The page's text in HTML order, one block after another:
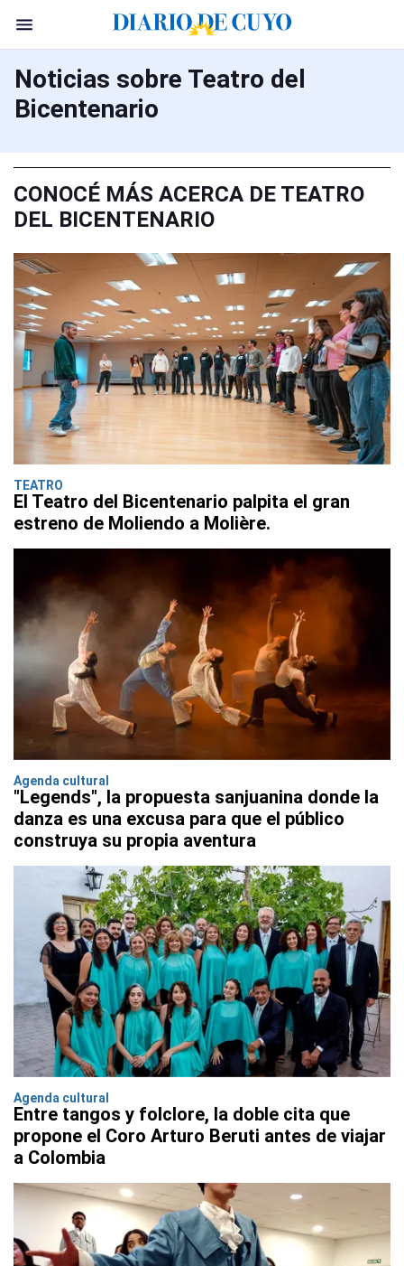
Noticias sobre Teatro del
Bicentenario
CONOCÉ MÁS ACERCA DE TEATRO
DEL BICENTENARIO
TEATRO
El Teatro del Bicentenario palpita el gran
estreno de Moliendo a Molière.
Agenda cultural
"Legends", la propuesta sanjuanina donde la
danza es una excusa para que el público
construya su propia aventura
Agenda cultural
Entre tangos y folclore, la doble cita que
propone el Coro Arturo Beruti antes de viajar
a Colombia